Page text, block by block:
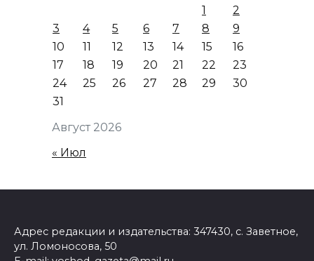
Август 2026
1
2
3
4 5 6 7 8
9
10
11 12 13 14 15
16
17
18 19 20 21 22
23
24
25 26 27 28 29
30
31
« Июл
Адрес редакции и издательства: 347430, с. Заветное,
ул. Ломоносова, 50